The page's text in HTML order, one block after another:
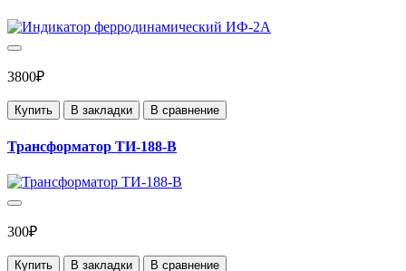
3800₽
Купить В закладки В сравнение
Трансформатор ТИ-188-В
300₽
Купить В закладки В сравнение